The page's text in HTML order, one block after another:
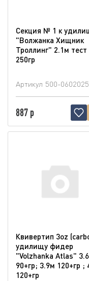
Секция № 1 к
"Волжанка Хищник
Троллинг" 2.1м
250гр
Артикул 500-0602025
887 р
Квивертип 3oz
удилищу фидер
"Volzhanka Atlas"
90+гр; 3.9м 120+гр ;
120+гр